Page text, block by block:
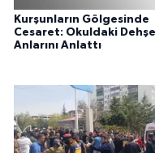
Kurşunların Gölgesinde
Cesaret: Okuldaki
Anlarını Anlattı